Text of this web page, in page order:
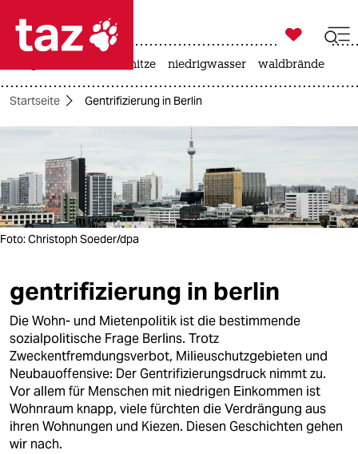
 taz zahl ich
taz zahl ich
politik
öko
kultur
sport
berlin
nord
wahrheit

taz zahl ich
hitze niedrigwasser waldbrände
Startseite Gentrifizierung in Berlin
Foto: Christoph Soeder/dpa
gentrifizierung in berlin
Die Wohn- und Mietenpolitik ist die bestimmende
sozialpolitische Frage Berlins. Trotz
Zweckentfremdungsverbot, Milieuschutzgebieten und
Neubauoffensive: Der Gentrifizierungsdruck nimmt zu.
Vor allem für Menschen mit niedrigen Einkommen ist
Wohnraum knapp, viele fürchten die Verdrängung aus
ihren Wohnungen und Kiezen. Diesen Geschichten gehen
wir nach.